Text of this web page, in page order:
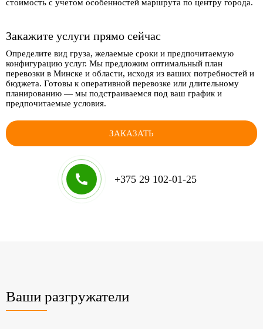
стоимость с учетом особенностей маршрута по центру города.
Закажите услуги прямо сейчас
Определите вид груза, желаемые сроки и предпочитаемую
конфигурацию услуг. Мы предложим оптимальный план
перевозки в Минске и области, исходя из ваших потребностей и
бюджета. Готовы к оперативной перевозке или длительному
планированию — мы подстраиваемся под ваш график и
предпочитаемые условия.
ЗАКАЗАТЬ
+375 29 102-01-25
Ваши разгружатели